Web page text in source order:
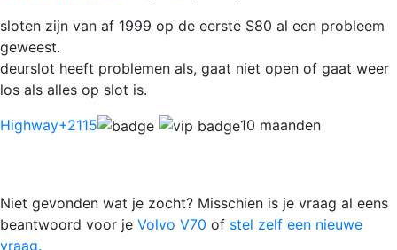
sloten zijn van af 1999 op de eerste S80 al een probleem
geweest.
deurslot heeft problemen als, gaat niet open of gaat weer
los als alles op slot is.
Highway+2115 10 maanden
Niet gevonden wat je zocht? Misschien is je vraag al eens
beantwoord voor je Volvo V70 of stel zelf een nieuwe
vraag.